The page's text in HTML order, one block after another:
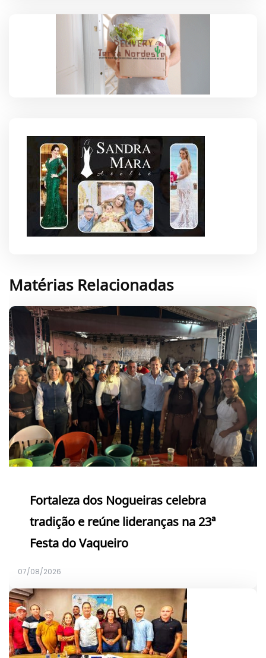
Matérias Relacionadas
Fortaleza dos Nogueiras celebra
tradição e reúne lideranças na 23ª
Festa do Vaqueiro
07/08/2026